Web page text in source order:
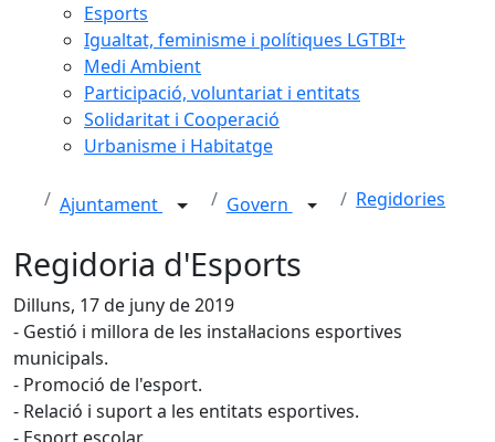
Esports
Igualtat, feminisme i polítiques LGTBI+
Medi Ambient
Participació, voluntariat i entitats
Solidaritat i Cooperació
Urbanisme i Habitatge
Ajuntament Govern Regidories
Regidoria d'Esports
Dilluns, 17 de juny de 2019
- Gestió i millora de les instal·lacions esportives
municipals.
- Promoció de l'esport.
- Relació i suport a les entitats esportives.